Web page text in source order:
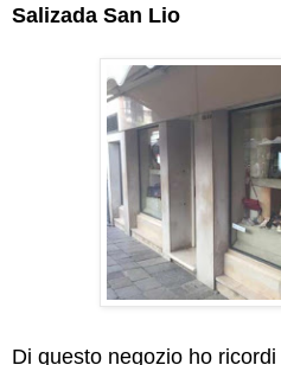
Salizada San Lio
Di questo negozio ho